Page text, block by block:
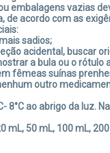
embalagens vazias
de acordo com as
sadios;
acidental, buscar
a bula ou o rótulo
fêmeas suínas
outro
8°C ao abrigo da luz.
mL, 50 mL, 100 mL,